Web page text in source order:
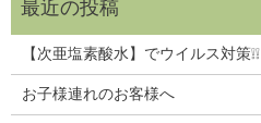
【次亜塩素酸水】でウイルス対策❕❕
お子様連れのお客様へ